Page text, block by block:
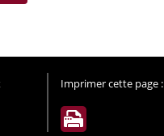
Imprimer cette page :